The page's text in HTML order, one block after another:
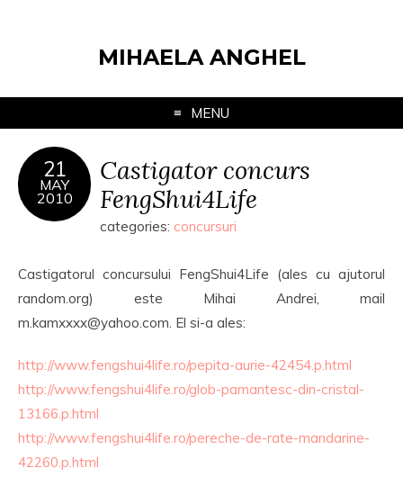
MIHAELA ANGHEL
MENU
21
MAY
2010
Castigator concurs
FengShui4Life
categories: concursuri
Castigatorul concursului FengShui4Life (ales cu ajutorul
random.org) este Mihai Andrei, mail
m.kamxxxx@yahoo.com. El si-a ales:
http://www.fengshui4life.ro/pepita-aurie-42454.p.html
http://www.fengshui4life.ro/glob-pamantesc-din-cristal-
13166.p.html
http://www.fengshui4life.ro/pereche-de-rate-mandarine-
42260.p.html